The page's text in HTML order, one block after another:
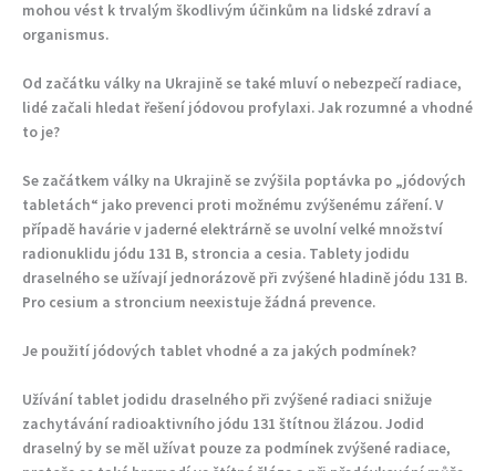
mohou vést k trvalým škodlivým účinkům na lidské zdraví a
organismus.
Od začátku války na Ukrajině se také mluví o nebezpečí radiace,
lidé začali hledat řešení jódovou profylaxi. Jak rozumné a vhodné
to je?
Se začátkem války na Ukrajině se zvýšila poptávka po „jódových
tabletách“ jako prevenci proti možnému zvýšenému záření. V
případě havárie v jaderné elektrárně se uvolní velké množství
radionuklidu jódu 131 B, stroncia a cesia. Tablety jodidu
draselného se užívají jednorázově při zvýšené hladině jódu 131 B.
Pro cesium a stroncium neexistuje žádná prevence.
Je použití jódových tablet vhodné a za jakých podmínek?
Užívání tablet jodidu draselného při zvýšené radiaci snižuje
zachytávání radioaktivního jódu 131 štítnou žlázou. Jodid
draselný by se měl užívat pouze za podmínek zvýšené radiace,